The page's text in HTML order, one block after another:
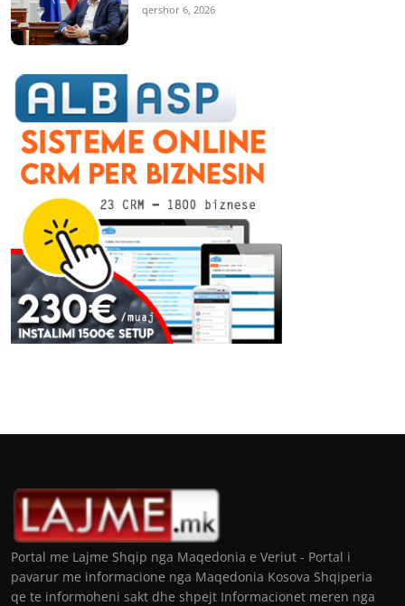
qershor 6, 2026
Portal me Lajme Shqip nga Maqedonia e Veriut - Portal i
pavarur me informacione nga Maqedonia Kosova Shqiperia
qe te informoheni sakt dhe shpejt Informacionet meren nga